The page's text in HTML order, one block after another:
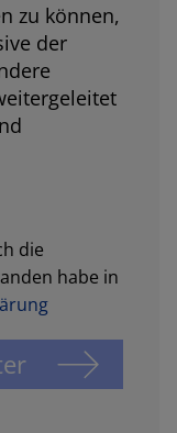
zu können,
der
die
habe in